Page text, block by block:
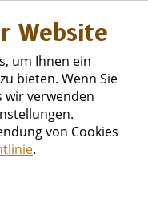
Website
um Ihnen ein
bieten. Wenn Sie
wir verwenden
von Cookies
.